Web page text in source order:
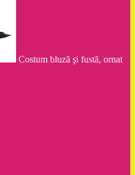
Costum bluză şi fustă, ornat